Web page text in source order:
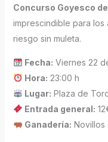
Concurso Goyesco
imprescindible para los
riesgo sin muleta.
Fecha: Viernes 22
Hora: 23:00 h
Lugar: Plaza de
Entrada general:
Ganadería: Novillos